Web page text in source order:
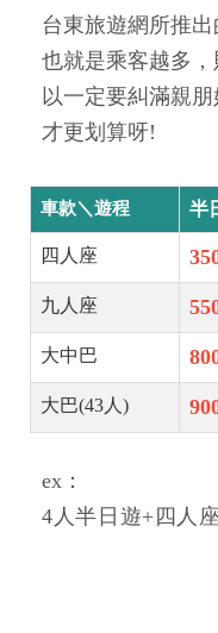
台東旅遊網所推
也就是乘客越多
以一定要糾滿親
才更划算呀!
車款＼遊程 半
四人座
九人座
大中巴
大巴(43人)
ex：
4人半日遊+四人